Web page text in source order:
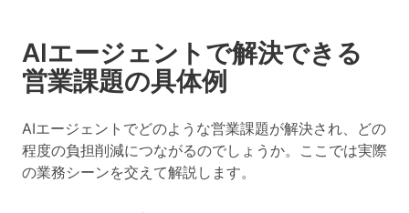
AIエージェントで解決できる
営業課題の具体例
AIエージェントでどのような営業課題が解決され、どの
程度の負担削減につながるのでしょうか。ここでは実際
の業務シーンを交えて解説します。